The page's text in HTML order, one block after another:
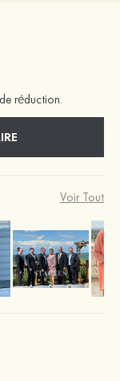
de réduction.
Voir Tout